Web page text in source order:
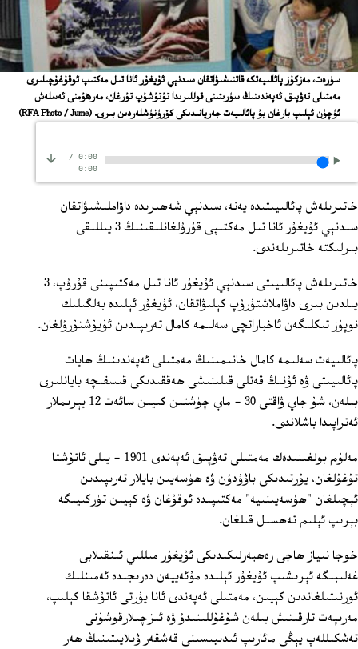
ﺳﯜﺭﻩﺕ، ﻣﻪﺯﻛﯘﺯ ﭘﺎﺋﺎﻟﯩﻴﻪﺗﻜﻪ ﻗﺎﺗﻨﯩﺸﯩﯟﺍﺗﻘﺎﻥ ﺳﯩﺪﻧﯧﻲ ﺋﯘﻳﻐﯘﺭ ﺋﺎﻧﺎ ﺗﯩﻞ ﻣﻪﻛﺘﯩﭗ ﺋﻮﻗﯘﻏﯘﭼﯩﻠﯩﺮﻯ
ﻣﻪﻣﺘﯩﻠﻰ ﺗﻪﯞﭘﯩﻖ ﺋﻪﭘﻪﻧﺪﯨﻨﯩﯔ ﺳﯜﺭﯨﺘﯩﻨﻰ ﻗﻮﻟﻠﯩﺮﯨﺪﺍ ﺗﯘﺗﯘﺷﯘﭖ ﺗﯘﺭﻏﺎﻥ، ﻣﻪﺭﻫﯘﻣﻨﻰ ﺋﻪﺳﻠﻪﺵ
ﺋﯜﭼﯜﻥ ﺋﯧﻠﯩﭗ ﺑﺎﺭﻏﺎﻥ ﺑﯘ ﭘﺎﺋﺎﻟﯩﻴﻪﺕ ﺟﻪﺭﻳﺎﻧﯩﺪﯨﻜﻰ ﻛﯚﺭﯛﻧﯜﺷﻠﻪﺭﺩﯨﻦ ﺑﯩﺮﻯ.(RFA Photo / Jume)
0:00
/
0:00
خاتىرىلەش پائالىيىتىدە يەنە، سىدنېي شەھىرىدە داۋاملىشىۋاتقان
سىدنېي ئۇيغۇر ئانا تىل مەكتىپى قۇرۇلغانلىقىنىڭ 3 يىللىقى
بىرلىكتە خاتىرىلەندى.
خاتىرىلەش پائالىيىتى سىدنېي ئۇيغۇر ئانا تىل مەكتىپىنى قۇرۇپ، 3
يىلدىن بىرى داۋاملاشتۇرۇپ كېلىۋاتقان، ئۇيغۇر ئېلىدە بەلگىلىك
نوپۇز تىكلىگەن ئاخباراتچى سەلىمە كامال تەرىپىدىن ئۇيۇشتۇرۇلغان.
پائالىيەت سەلىمە كامال خانىمىنىڭ مەمتىلى ئەپەندىنىڭ ھايات
پائالىيىتى ۋە ئۇنىڭ قەتلى قىلىنىشى ھەققىدىكى قىسقىچە بايانلىرى
بىلەن، شۇ جاي ۋاقتى 30 - ماي چۈشتىن كىيىن سائەت 12 يېرىملار
ئەتراپىدا باشلاندى.
مەلۇم بولغىنىدەك مەمتىلى تەۋپىق ئەپەندى 1901 - يىلى ئاتۇشتا
تۇغۇلغان، يۇرتىدىكى باۋۇدۇن ۋە ھۈسەيىن بايلار تەرىپىدىن
ئېچىلغان "ھۈسەيىنىيە" مەكتىپىدە ئوقۇغان ۋە كېيىن تۈركىيىگە
بېرىپ ئېلىم تەھسىل قىلغان.
خوجا نىياز ھاجى رەھبەرلىكىدىكى ئۇيغۇر مىللىي ئىنقىلابى
غەلىبىگە ئېرىشىپ ئۇيغۇر ئېلىدە مۇئەييەن دەرىجىدە ئەمىنلىك
ئورنىتىلغاندىن كېيىن، مەمتىلى ئەپەندى ئانا يۇرتى ئاتۇشقا كېلىپ،
مەرىپەت تارقىتىش بىلەن شۇغۇللىنىدۇ ۋە ئىزچىلارقوشۇنى
تەشكىللەپ يېڭى مائارىپ ئىدىيىسىنى قەشقەر ۋىلايىتىنىڭ ھەر